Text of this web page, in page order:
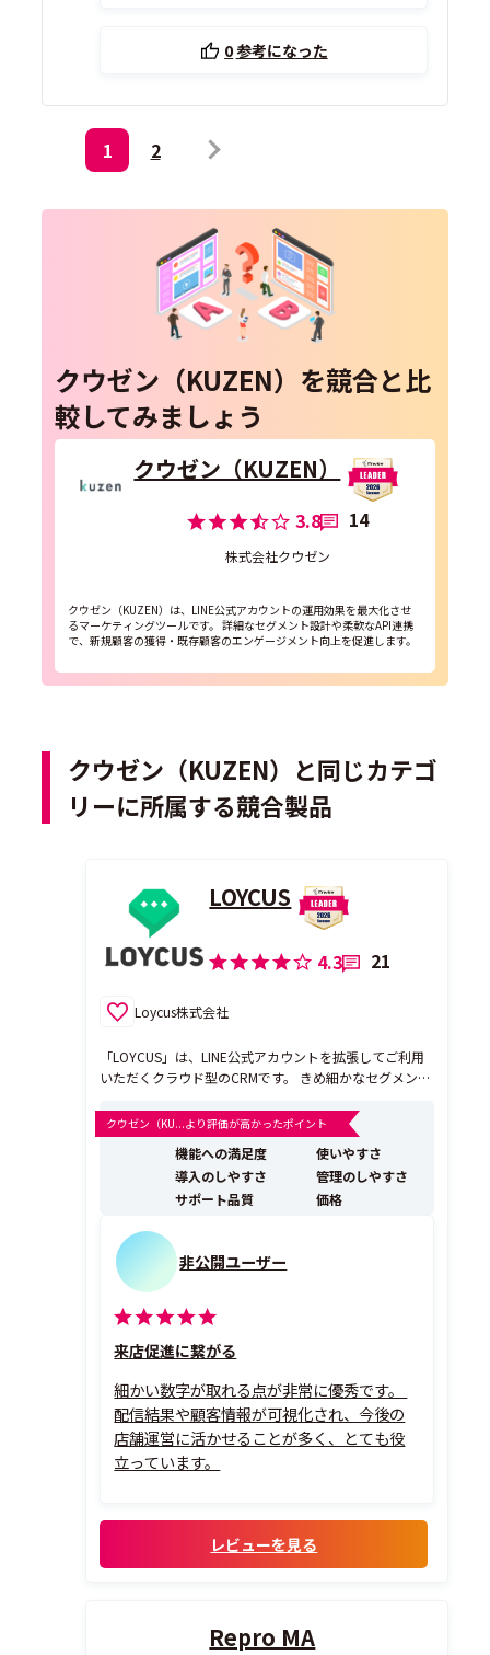
0参考になった
1 2
クウゼン（KUZEN）を競合と比
較してみましょう
クウゼン（KUZEN）
3.8 14
株式会社クウゼン
クウゼン（KUZEN）は、LINE公式アカウントの運用効果を最大化させ
るマーケティングツールです。 詳細なセグメント設計や柔軟なAPI連携
で、新規顧客の獲得・既存顧客のエンゲージメント向上を促進します。
クウゼン（KUZEN）と同じカテゴ
リーに所属する競合製品
LOYCUS
4.3 21
Loycus株式会社
「LOYCUS」は、LINE公式アカウントを拡張してご利用
いただくクラウド型のCRMです。 きめ細かなセグメント
「最適なお客様」へ 「最適なメッセージ」を配信するこ
とができます。 ー LOYCUSの3つのポイント ー 1.自動化
『シナリオ配信・問い合...
クウゼン（KU...より評価が高かったポイント
機能への満足度
使いやすさ
導入のしやすさ
管理のしやすさ
サポート品質
価格
非公開ユーザー
来店促進に繋がる
細かい数字が取れる点が非常に優秀です。
配信結果や顧客情報が可視化され、今後の
店舗運営に活かせることが多く、とても役
立っています。
レビューを見る
Repro MA